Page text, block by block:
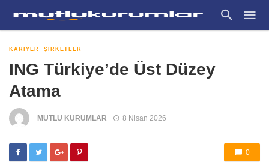
KARIYER ŞIRKETLER
ING Türkiye’de Üst Düzey
Atama
MUTLU KURUMLAR 8 Nisan 2026
0